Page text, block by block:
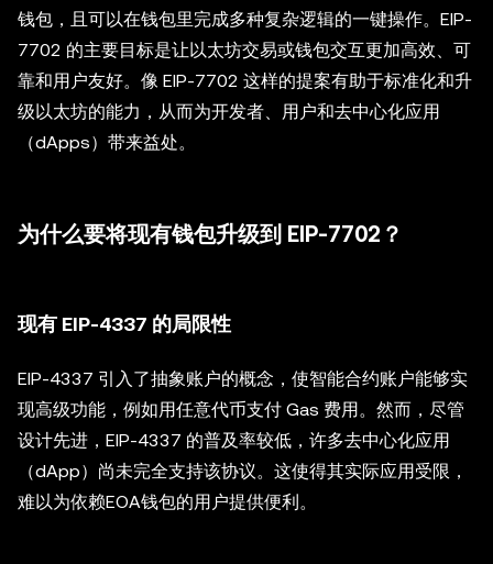
钱包，且可以在钱包里完成多种复杂逻辑的一键操作。EIP-
7702 的主要目标是让以太坊交易或钱包交互更加高效、可
靠和用户友好。像 EIP-7702 这样的提案有助于标准化和升
级以太坊的能力，从而为开发者、用户和去中心化应用
（dApps）带来益处。
为什么要将现有钱包升级到 EIP-7702？
现有 EIP-4337 的局限性
EIP-4337 引入了抽象账户的概念，使智能合约账户能够实
现高级功能，例如用任意代币支付 Gas 费用。然而，尽管
设计先进，EIP-4337 的普及率较低，许多去中心化应用
（dApp）尚未完全支持该协议。这使得其实际应用受限，
难以为依赖EOA钱包的用户提供便利。